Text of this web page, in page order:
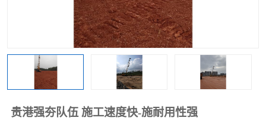
贵港强夯队伍 施工速度快-施耐用性强